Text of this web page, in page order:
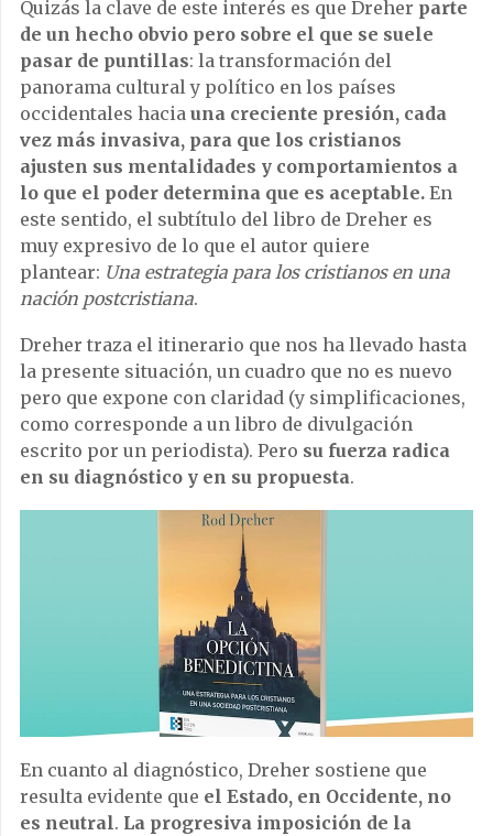
Quizás la clave de este interés es que Dreher parte
de un hecho obvio pero sobre el que se suele
pasar de puntillas: la transformación del
panorama cultural y político en los países
occidentales hacia una creciente presión, cada
vez más invasiva, para que los cristianos
ajusten sus mentalidades y comportamientos a
lo que el poder determina que es aceptable. En
este sentido, el subtítulo del libro de Dreher es
muy expresivo de lo que el autor quiere
plantear: Una estrategia para los cristianos en una
nación postcristiana.
Dreher traza el itinerario que nos ha llevado hasta
la presente situación, un cuadro que no es nuevo
pero que expone con claridad (y simplificaciones,
como corresponde a un libro de divulgación
escrito por un periodista). Pero su fuerza radica
en su diagnóstico y en su propuesta.
En cuanto al diagnóstico, Dreher sostiene que
resulta evidente que el Estado, en Occidente, no
es neutral. La progresiva imposición de la